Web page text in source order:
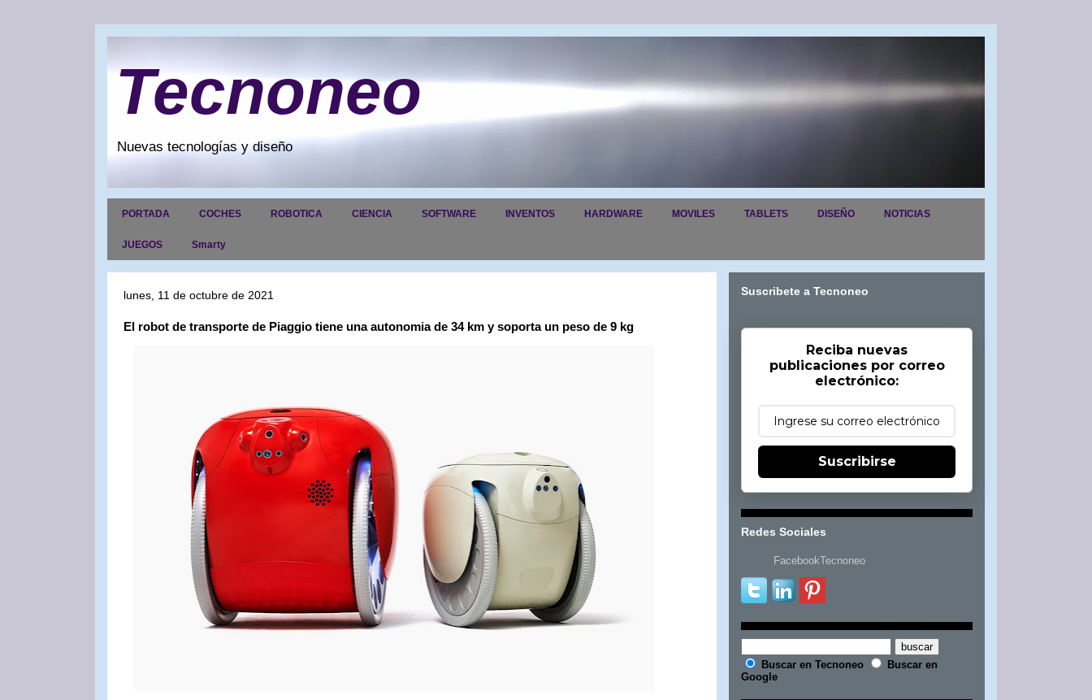
Tecnoneo
Nuevas tecnologías y diseño
PORTADA COCHES ROBOTICA CIENCIA SOFTWARE INVENTOS HARDWARE MOVILES TABLETS DISEÑO NOTICIAS
JUEGOS Smarty
lunes, 11 de octubre de 2021
El robot de transporte de Piaggio tiene una autonomia de 34 km y soporta un peso de 9 kg
Suscribete a Tecnoneo
Reciba nuevas
publicaciones por correo
electrónico:
Suscribirse
Redes Sociales
FacebookTecnoneo
Buscar en Tecnoneo
Buscar en
Google